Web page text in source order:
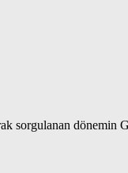
dönemin